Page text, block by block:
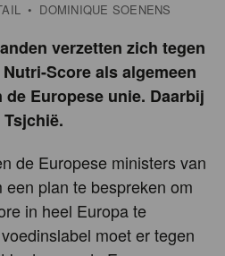
• DOMINIQUE SOENENS
verzetten zich tegen
Score als algemeen
Europese unie. Daarbij
de Europese ministers van
plan te bespreken om
in heel Europa te
moet er tegen